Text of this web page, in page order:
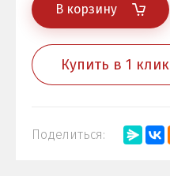
В корзину
Купить в 1 клик
Поделиться: